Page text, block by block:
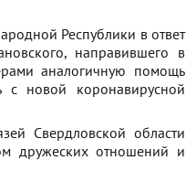
Республики в ответ
направившего в
аналогичную помощь
с новой коронавирусной
Свердловской области
дружеских отношений и